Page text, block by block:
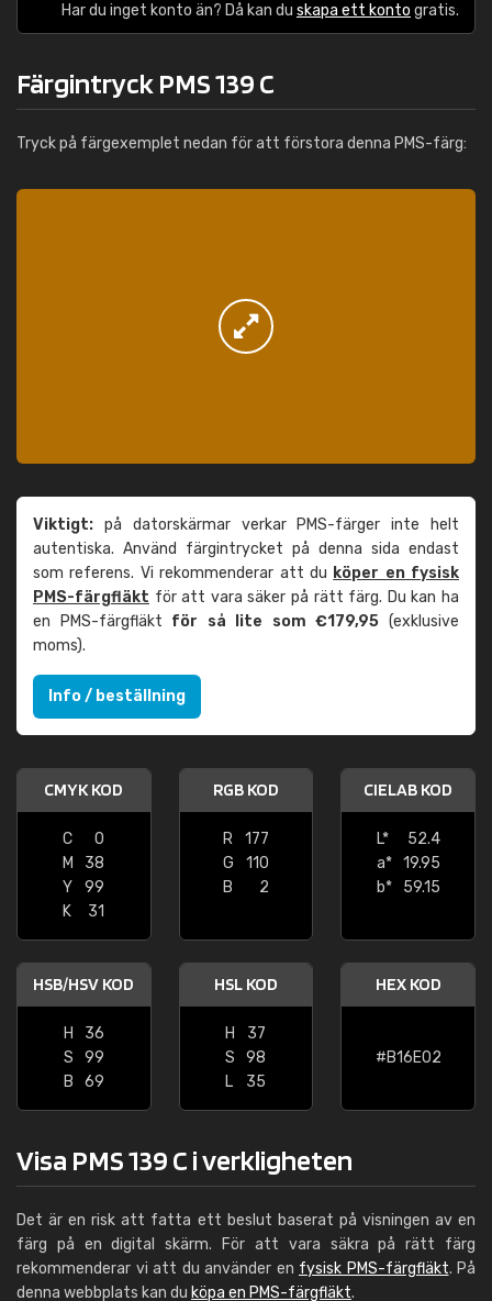
Har du inget konto än? Då kan du skapa ett konto gratis.
Färgintryck PMS 139 C
Tryck på färgexemplet nedan för att förstora denna PMS-färg:
Viktigt: på datorskärmar verkar PMS-färger inte helt
autentiska. Använd färgintrycket på denna sida endast
som referens. Vi rekommenderar att du köper en fysisk
PMS-färgfläkt för att vara säker på rätt färg. Du kan ha
en PMS-färgfläkt för så lite som €179,95 (exklusive
moms).
Info / beställning
CMYK KOD
C
0
M
38
Y
99
K
31
RGB KOD
R
177
G
110
B
2
CIELAB KOD
L*
52.4
a*
19.95
b*
59.15
HSB/HSV KOD
H
36
S
99
B
69
HSL KOD
H
37
S
98
L
35
HEX KOD
#B16E02
Visa PMS 139 C i verkligheten
Det är en risk att fatta ett beslut baserat på visningen av en
färg på en digital skärm. För att vara säkra på rätt färg
rekommenderar vi att du använder en fysisk PMS-färgfläkt. På
denna webbplats kan du köpa en PMS-färgfläkt.